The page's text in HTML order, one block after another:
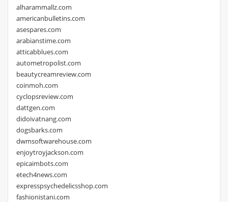
alharammallz.com
americanbulletins.com
asespares.com
arabianstime.com
atticabblues.com
autometropolist.com
beautycreamreview.com
coinmoh.com
cyclopsreview.com
dattgen.com
didoivatnang.com
dogsbarks.com
dwmsoftwarehouse.com
enjoytroyjackson.com
epicaimbots.com
etech4news.com
expresspsychedelicsshop.com
fashionistani.com